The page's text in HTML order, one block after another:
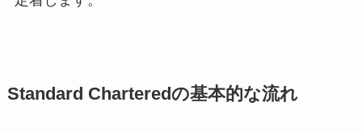
Standard Charteredの基本的な流れ